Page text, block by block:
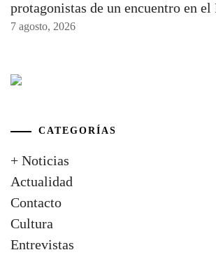
protagonistas de un encuentro en
7 agosto, 2026
CATEGORÍAS
+ Noticias
Actualidad
Contacto
Cultura
Entrevistas